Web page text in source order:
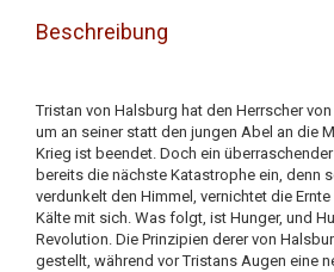
Beschreibung
Tristan von Halsburg hat den Herrscher
um an seiner statt den jungen Abel an die
Krieg ist beendet. Doch ein
bereits die nächste Katastrophe ein, denn
verdunkelt den Himmel, vernichtet die
Kälte mit sich. Was folgt, ist Hunger, und
Revolution. Die Prinzipien derer von
gestellt, während vor Tristans Augen eine